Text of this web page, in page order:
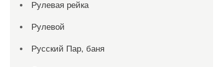
Рулевая рейка
Рулевой
Русский Пар, баня